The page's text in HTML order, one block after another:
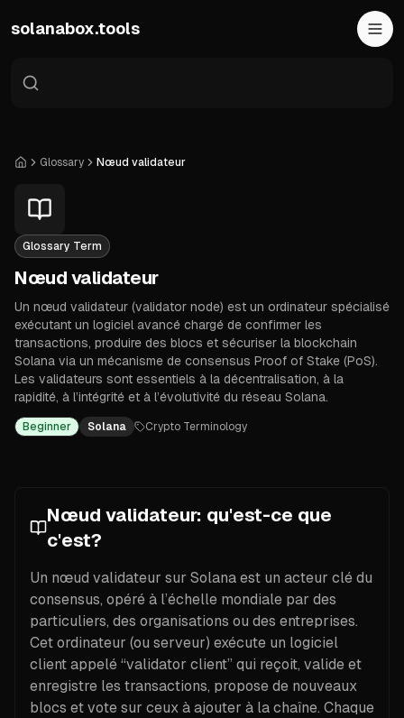
solanabox.tools
HomeGlossary Nœud validateur
Glossary Term
Nœud validateur
Un nœud validateur (validator node) est un ordinateur spécialisé
exécutant un logiciel avancé chargé de confirmer les
transactions, produire des blocs et sécuriser la blockchain
Solana via un mécanisme de consensus Proof of Stake (PoS).
Les validateurs sont essentiels à la décentralisation, à la
rapidité, à l’intégrité et à l’évolutivité du réseau Solana.
Beginner Solana Crypto Terminology
Nœud validateur: qu'est-ce que
c'est?
Un nœud validateur sur Solana est un acteur clé du
consensus, opéré à l’échelle mondiale par des
particuliers, des organisations ou des entreprises.
Cet ordinateur (ou serveur) exécute un logiciel
client appelé “validator client” qui reçoit, valide et
enregistre les transactions, propose de nouveaux
blocs et vote sur ceux à ajouter à la chaîne. Chaque